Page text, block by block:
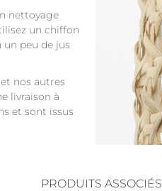
nettoyage
un chiffon
peu de jus
nos autres
livraison à
et sont issus
PRODUITS ASSOCIÉS